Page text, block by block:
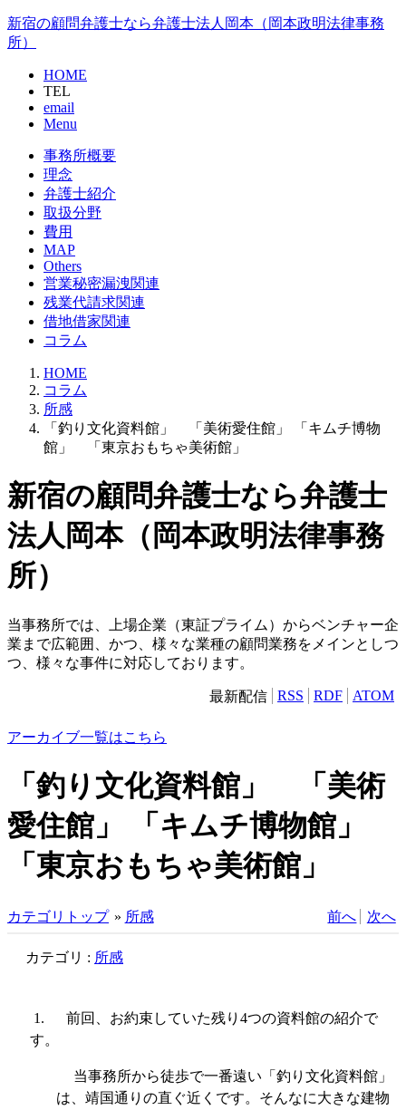
新宿の顧問弁護士なら弁護士法人岡本（岡本政明法律事務
所）
HOME
TEL
email
Menu
事務所概要
理念
弁護士紹介
取扱分野
費用
MAP
Others
営業秘密漏洩関連
残業代請求関連
借地借家関連
コラム
HOME
コラム
所感
「釣り文化資料館」 「美術愛住館」 「キムチ博物
館」 「東京おもちゃ美術館」
新宿の顧問弁護士なら弁護士
法人岡本（岡本政明法律事務
所）
当事務所では、上場企業（東証プライム）からベンチャー企
業まで広範囲、かつ、様々な業種の顧問業務をメインとしつ
つ、様々な事件に対応しております。
最新配信 RSS RDF ATOM
アーカイブ一覧はこちら
「釣り文化資料館」 「美術
愛住館」 「キムチ博物館」
「東京おもちゃ美術館」
カテゴリトップ » 所感 前へ 次へ
カテゴリ : 所感
1. 前回、お約束していた残り 4つの資料館の紹介で
す。
当事務所から徒歩で一番遠い「釣り文化資料館」
は、靖国通りの直ぐ近くです。そんなに大きな建物